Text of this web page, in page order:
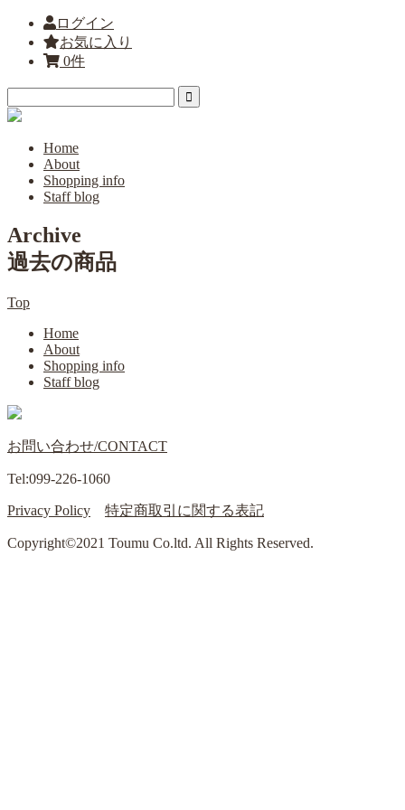
ログイン
お気に入り
0件
Home
About
Shopping info
Staff blog
Archive
過去の商品
Top
Home
About
Shopping info
Staff blog
お問い合わせ/CONTACT
Tel:099-226-1060
Privacy Policy 特定商取引に関する表記
Copyright©2021 Toumu Co.ltd. All Rights Reserved.